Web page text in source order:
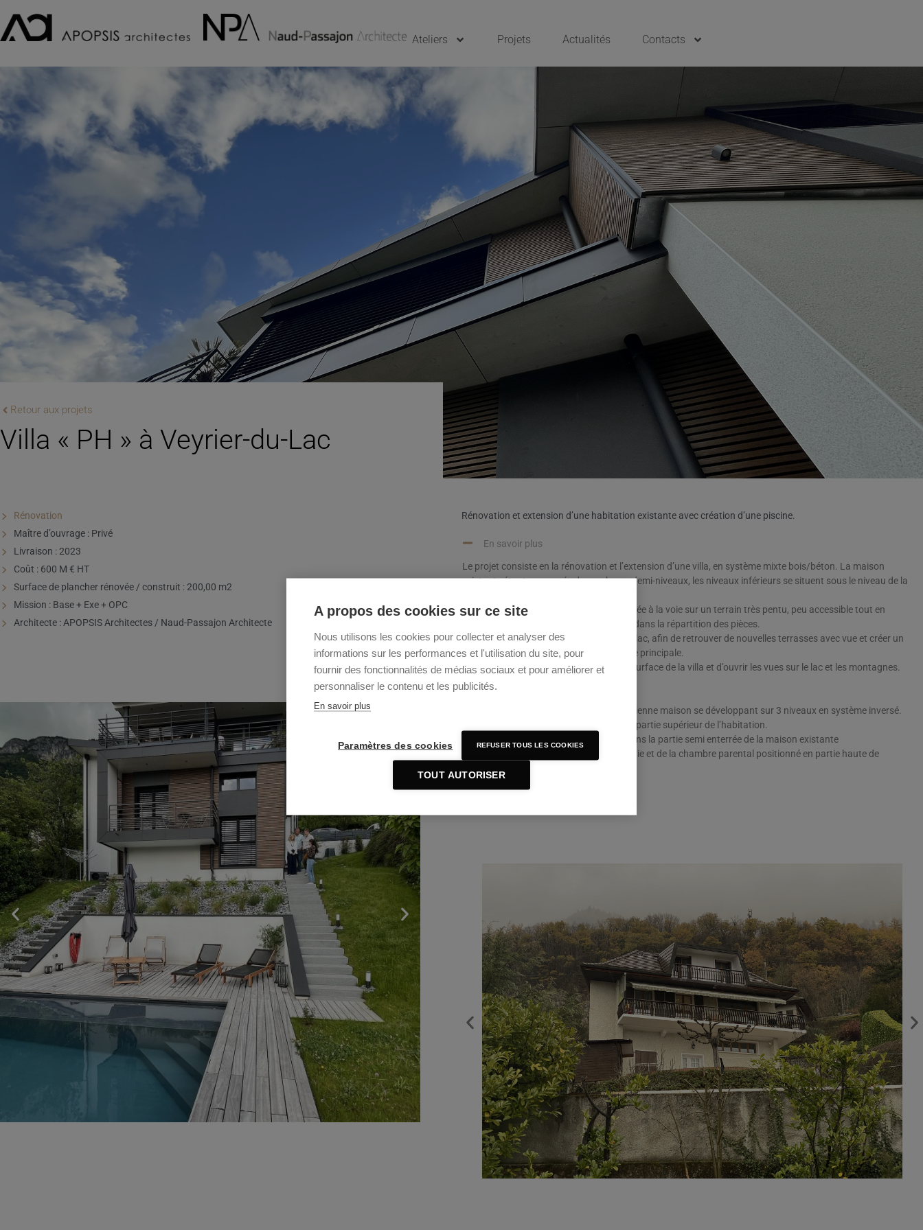
A propos des cookies sur ce site
Nous utilisons les cookies pour collecter et analyser des
informations sur les performances et l'utilisation du site, pour
fournir des fonctionnalités de médias sociaux et pour améliorer et
personnaliser le contenu et les publicités.
En savoir plus
Paramètres des cookies REFUSER TOUS LES COOKIES
TOUT AUTORISER
Ateliers Projets Actualités Contacts
Retour aux projets
Villa « PH » à Veyrier-du-Lac
Rénovation
Maître d’ouvrage : Privé
Livraison : 2023
Coût : 600 M € HT
Surface de plancher rénovée / construit : 200,00 m2
Mission : Base + Exe + OPC
Architecte : APOPSIS Architectes / Naud-Passajon Architecte
Rénovation et extension d’une habitation existante avec création d’une piscine.
En savoir plus
Le projet consiste en la rénovation et l’extension d’une villa, en système mixte bois/béton. La maison
existante étant composée de nombreux demi-niveaux, les niveaux inférieurs se situent sous le niveau de la
Le défi était de rénover cette villa accrochée à la voie sur un terrain très pentu, peu accessible tout en
retrouvant une fonctionnalité plus fluide dans la répartition des pièces.
Nous avons décidé d’étendre la villa côté lac, afin de retrouver de nouvelles terrasses avec vue et créer un
belvédère dans lequel prend place la pièce principale.
L’extension nous a permis de doubler la surface de la villa et d’ouvrir les vues sur le lac et les montagnes.
Rénovation et extension d’une ancienne maison se développant sur 3 niveaux en système inversé.
L’entrée et le séjour se trouvent en partie supérieur de l’habitation.
Création des chambres enfants dans la partie semi enterrée de la maison existante
Création du niveau de l’espace de vie et de la chambre parental positionné en partie haute de